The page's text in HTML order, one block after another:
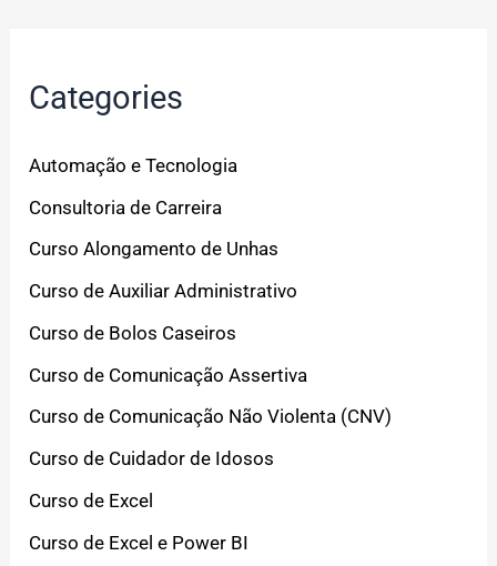
Categories
Automação e Tecnologia
Consultoria de Carreira
Curso Alongamento de Unhas
Curso de Auxiliar Administrativo
Curso de Bolos Caseiros
Curso de Comunicação Assertiva
Curso de Comunicação Não Violenta (CNV)
Curso de Cuidador de Idosos
Curso de Excel
Curso de Excel e Power BI